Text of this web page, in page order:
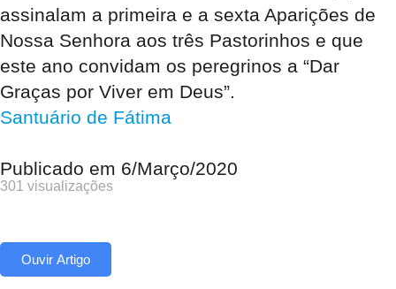
assinalam a primeira e a sexta Aparições de
Nossa Senhora aos três Pastorinhos e que
este ano convidam os peregrinos a “Dar
Graças por Viver em Deus”.
Santuário de Fátima
Publicado em 6/Março/2020
301 visualizações
Ouvir Artigo